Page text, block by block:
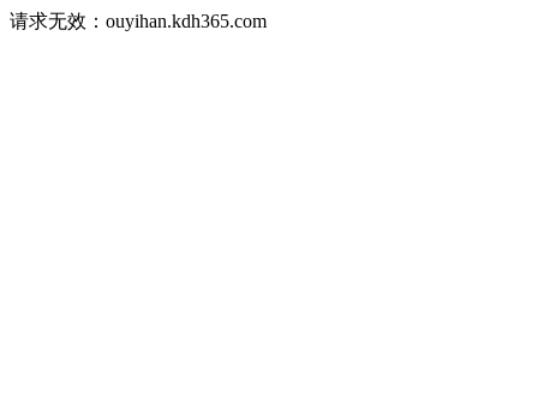
请求无效：ouyihan.kdh365.com